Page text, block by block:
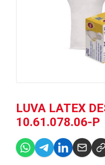
LUVA LATEX
10.61.078.06-P